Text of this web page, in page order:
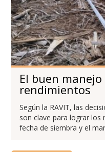
El buen
rendimientos
Según la RAVIT, las
son clave para lograr los
fecha de siembra y el